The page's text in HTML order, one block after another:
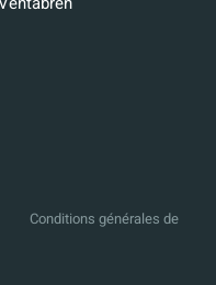
Conditions générales de